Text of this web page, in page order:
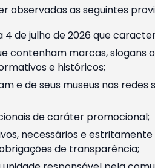
observadas as seguintes
de julho de 2026 que
contenham marcas, slogans
e históricos;
e de seus museus nas redes
de caráter promocional;
necessários e
de transparência;